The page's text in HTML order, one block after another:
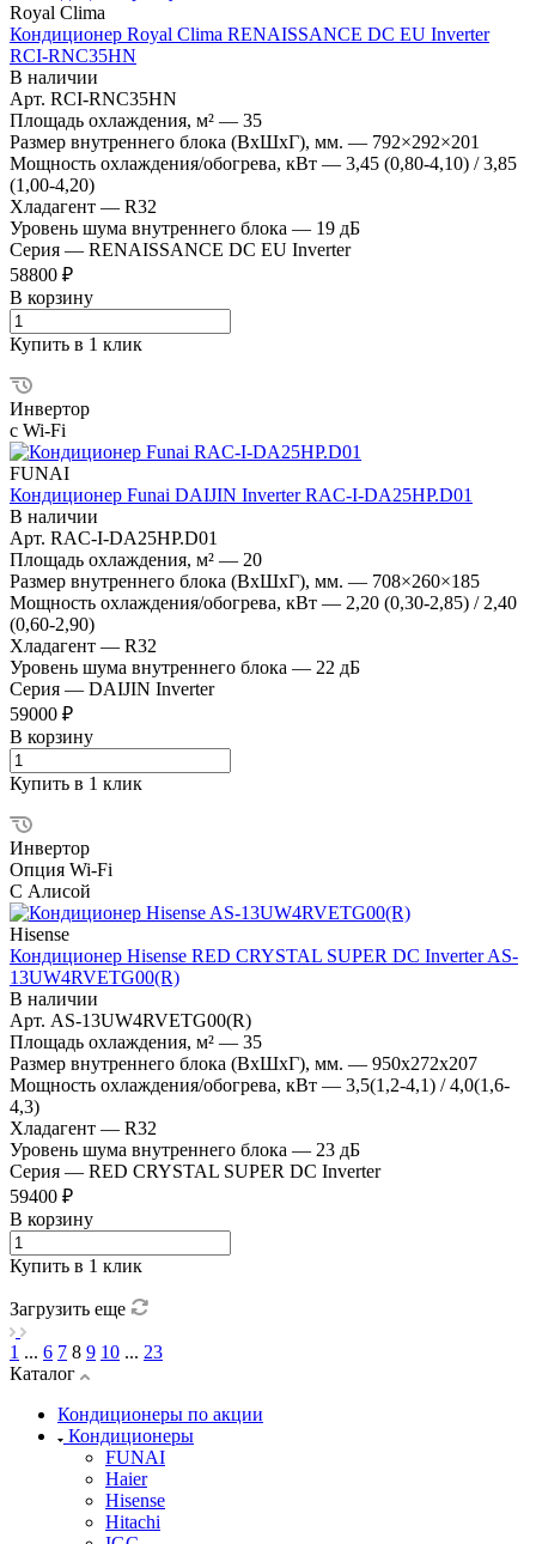
Royal Clima
Кондиционер Royal Clima RENAISSANCE DC EU Inverter
RCI-RNС35HN
В наличии
Арт. RCI-RNС35HN
Площадь охлаждения, м² — 35
Размер внутреннего блока (ВхШхГ), мм. — 792×292×201
Мощность охлаждения/обогрева, кВт — 3,45 (0,80-4,10) / 3,85
(1,00-4,20)
Хладагент — R32
Уровень шума внутреннего блока — 19 дБ
Серия — RENAISSANCE DC EU Inverter
58800 ₽
В корзину
Купить в 1 клик
Инвертор
с Wi-Fi
FUNAI
Кондиционер Funai DAIJIN Inverter RAC-I-DA25HP.D01
В наличии
Арт. RAC-I-DA25HP.D01
Площадь охлаждения, м² — 20
Размер внутреннего блока (ВхШхГ), мм. — 708×260×185
Мощность охлаждения/обогрева, кВт — 2,20 (0,30-2,85) / 2,40
(0,60-2,90)
Хладагент — R32
Уровень шума внутреннего блока — 22 дБ
Серия — DAIJIN Inverter
59000 ₽
В корзину
Купить в 1 клик
Инвертор
Опция Wi-Fi
С Алисой
Hisense
Кондиционер Hisense RED CRYSTAL SUPER DC Inverter AS-
13UW4RVETG00(R)
В наличии
Арт. AS-13UW4RVETG00(R)
Площадь охлаждения, м² — 35
Размер внутреннего блока (ВхШхГ), мм. — 950x272x207
Мощность охлаждения/обогрева, кВт — 3,5(1,2-4,1) / 4,0(1,6-
4,3)
Хладагент — R32
Уровень шума внутреннего блока — 23 дБ
Серия — RED CRYSTAL SUPER DC Inverter
59400 ₽
В корзину
Купить в 1 клик
Загрузить еще
1 ... 6 7 8 9 10 ... 23
Каталог
Кондиционеры по акции
Кондиционеры
FUNAI
Haier
Hisense
Hitachi